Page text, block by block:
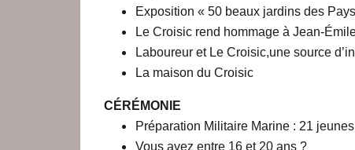
Exposition « 50 beaux jardins des
Le Croisic rend hommage à Jean-
Laboureur et Le Croisic,une source
La maison du Croisic
CÉRÉMONIE
Préparation Militaire Marine : 21
Vous avez entre 16 et 20 ans ?